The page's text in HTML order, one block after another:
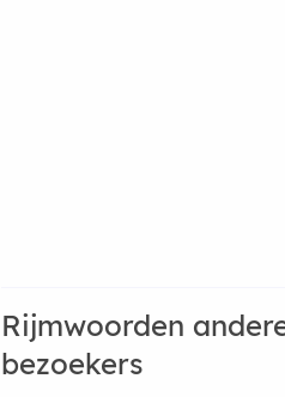
Rijmwoorden
bezoekers